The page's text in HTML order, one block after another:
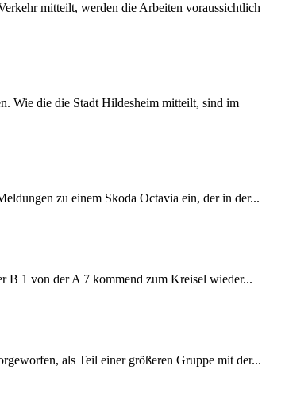
mitteilt, werden die Arbeiten voraussichtlich
Wie die die Stadt Hildesheim mitteilt, sind im
zu einem Skoda Octavia ein, der in der...
B 1 von der A 7 kommend zum Kreisel wieder...
als Teil einer größeren Gruppe mit der...